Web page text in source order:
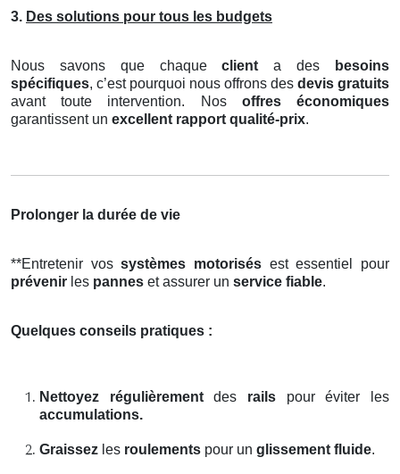
3. Des solutions pour tous les budgets
Nous savons que chaqueclient a des
besoins
spécifiques, c’est pourquoi nous offrons des devis gratuits
avant toute intervention. Nos offres économiques
garantissent un excellent rapport qualité-prix.
Prolonger la durée de vie
**Entretenir vossystèmes motorisés est essentiel pour
prévenir les pannes et assurer un service fiable.
Quelques conseils pratiques :
Nettoyez régulièrementdes rails pour éviter les
accumulations.
Graissez les roulements pour un glissement fluide.